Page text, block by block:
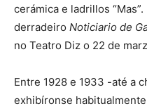
cerámica e ladrillos
derradeiro Noticiario de
no Teatro Diz o 22 de
Entre 1928 e 1933 -até a
exhibíronse